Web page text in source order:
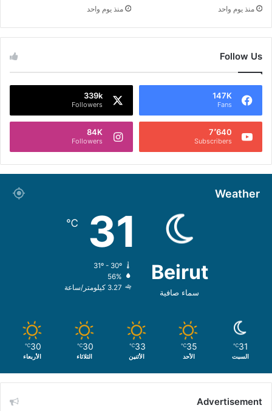
منذ يوم واحد منذ يوم واحد
Follow Us
147K
Fans
339k
Followers
7٬640
Subscribers
84K
Followers
Weather
Beirut
سماء صافية
31
℃
31º - 30º
56%
3.27 كيلومتر/ساعة
31
℃
السبت
35
℃
الأحد
33
℃
الأثنين
30
℃
الثلاثاء
30
℃
الأربعاء
Advertisement